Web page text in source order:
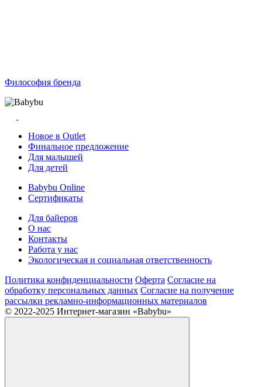
Философия бренда
Новое в Outlet
Финальное предложение
Для малышей
Для детей
Babybu Online
Сертификаты
Для байеров
О нас
Контакты
Работа у нас
Экологическая и социальная ответственность
Политика конфиденциальности Оферта Согласие на
обработку персональных данных Согласие на получение
рассылки рекламно-информационных материалов
© 2022-2025 Интернет-магазин «Babybu»